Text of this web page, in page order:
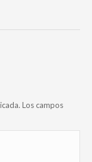
Los campos